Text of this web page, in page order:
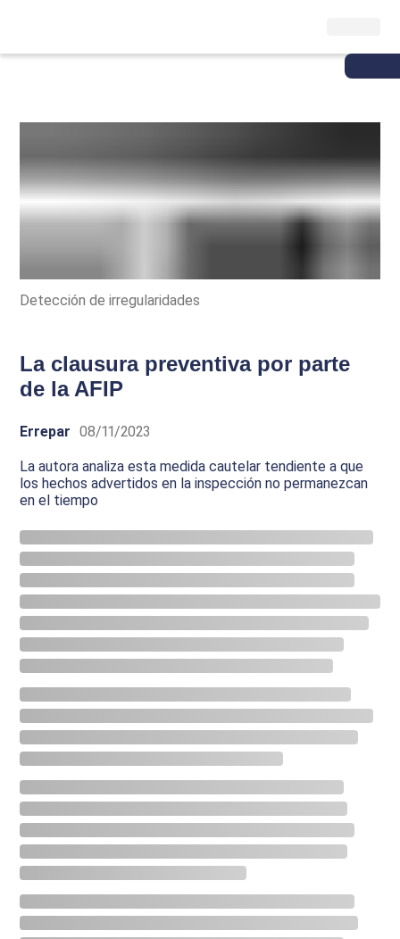
Detección de irregularidades
La clausura preventiva por parte
de la AFIP
Errepar 08/11/2023
La autora analiza esta medida cautelar tendiente a que
los hechos advertidos en la inspección no permanezcan
en el tiempo